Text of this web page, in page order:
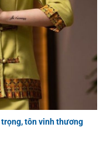
tôn vinh thương